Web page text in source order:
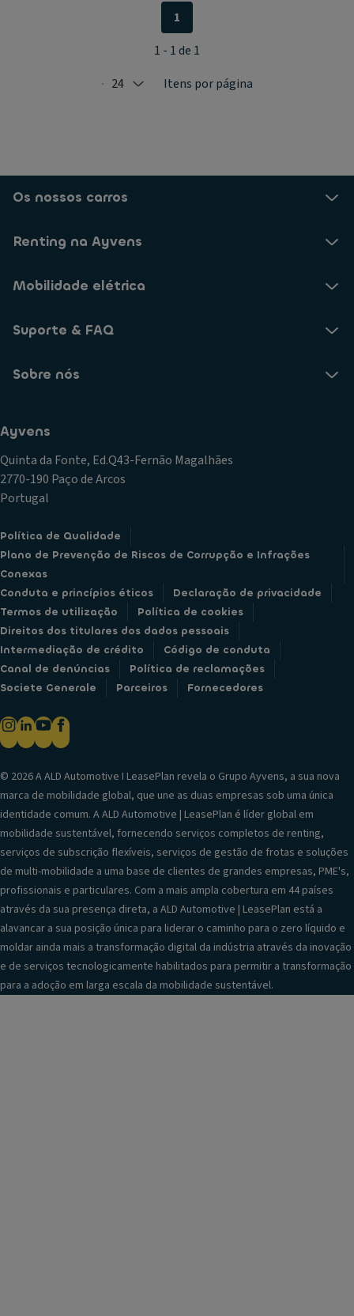
Selected: 24
24 Itens por página
1
1 - 1 de 1
Os nossos carros
Renting na Ayvens
Mobilidade elétrica
Suporte & FAQ
Sobre nós
Ayvens
Quinta da Fonte, Ed.Q43-Fernão Magalhães
2770-190 Paço de Arcos
Portugal
Política de Qualidade
Plano de Prevenção de Riscos de Corrupção e Infrações
Conexas
Conduta e princípios éticos
Declaração de privacidade
Termos de utilização
Política de cookies
Direitos dos titulares dos dados pessoais
Intermediação de crédito
Código de conduta
Canal de denúncias
Política de reclamações
Societe Generale
Parceiros Fornecedores
© 2026 A ALD Automotive I LeasePlan revela o Grupo Ayvens, a sua nova
marca de mobilidade global, que une as duas empresas sob uma única
identidade comum. A ALD Automotive | LeasePlan é líder global em
mobilidade sustentável, fornecendo serviços completos de renting,
serviços de subscrição flexíveis, serviços de gestão de frotas e soluções
de multi-mobilidade a uma base de clientes de grandes empresas, PME's,
profissionais e particulares. Com a mais ampla cobertura em 44 países
através da sua presença direta, a ALD Automotive | LeasePlan está a
alavancar a sua posição única para liderar o caminho para o zero líquido e
moldar ainda mais a transformação digital da indústria através da inovação
e de serviços tecnologicamente habilitados para permitir a transformação
para a adoção em larga escala da mobilidade sustentável.